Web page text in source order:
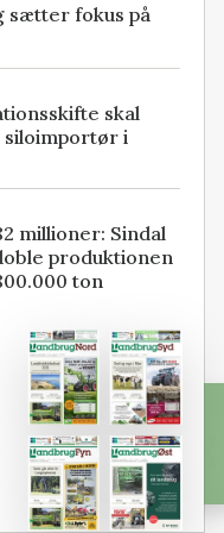
sætter fokus på
skal
i
millioner: Sindal
produktionen
ton